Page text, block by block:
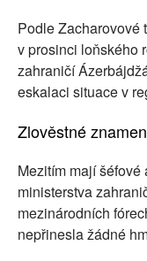
Podle Zacharovové
v prosinci loňského
zahraničí
eskalaci situace v
Zlověstné
Mezitím mají
ministerstva
mezinárodních
nepřinesla žádné